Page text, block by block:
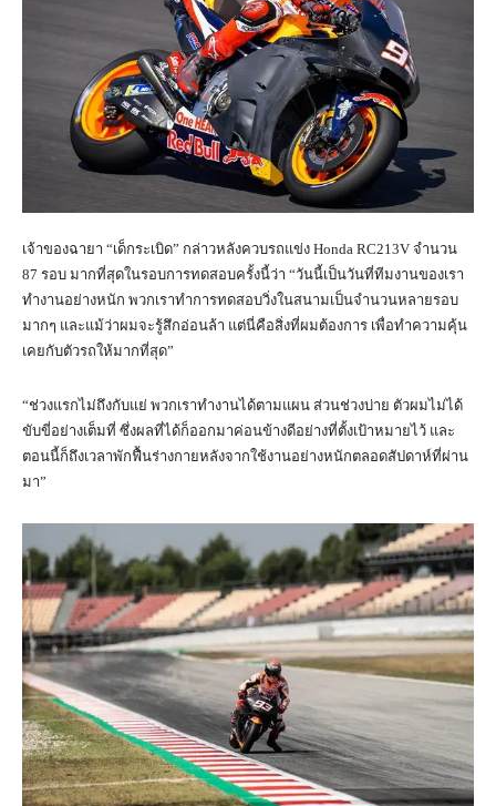
เจ้าของฉายา “เด็กระเบิด” กล่าวหลังควบรถแข่ง Honda RC213V จำนวน
87 รอบ มากที่สุดในรอบการทดสอบครั้งนี้ว่า “วันนี้เป็นวันที่ทีมงานของเรา
ทำงานอย่างหนัก พวกเราทำการทดสอบวิ่งในสนามเป็นจำนวนหลายรอบ
มากๆ และแม้ว่าผมจะรู้สึกอ่อนล้า แต่นี่คือสิ่งที่ผมต้องการ เพื่อทำความคุ้น
เคยกับตัวรถให้มากที่สุด”
“ช่วงแรกไม่ถึงกับแย่ พวกเราทำงานได้ตามแผน ส่วนช่วงบ่าย ตัวผมไม่ได้
ขับขี่อย่างเต็มที่ ซึ่งผลที่ได้ก็ออกมาค่อนข้างดีอย่างที่ตั้งเป้าหมายไว้ และ
ตอนนี้ก็ถึงเวลาพักฟื้นร่างกายหลังจากใช้งานอย่างหนักตลอดสัปดาห์ที่ผ่าน
มา”